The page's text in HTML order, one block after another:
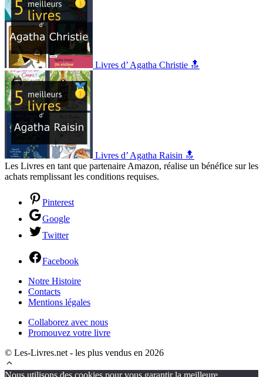
Livres d’ Agatha Christie 🔝
Livres d’ Agatha Raisin 🔝
Les Livres en tant que partenaire Amazon, réalise un bénéfice sur les
achats remplissant les conditions requises.
Pinterest
Google
Twitter
Facebook
Notre Histoire
Contacts
Mentions légales
Collaborez avec nous
Promouvez votre livre
© Les-Livres.net - les plus vendus en 2026